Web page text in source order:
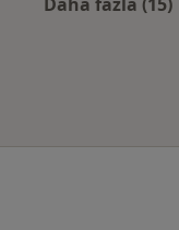
Daha fazla (15)